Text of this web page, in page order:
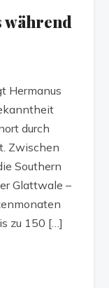
während
Hermanus
durch
Zwischen
Southern
Glattwale –
zu 150 […]